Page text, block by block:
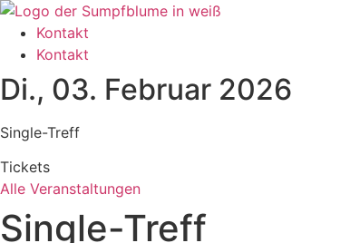
Zum
Inhalt
wechseln
Kontakt
Kontakt
Di., 03. Februar 2026
Single-Treff
Tickets
Alle Veranstaltungen
Single-Treff